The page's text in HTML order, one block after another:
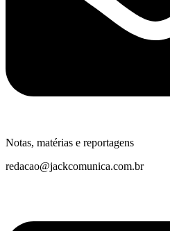
Notas, matérias e reportagens
redacao@jackcomunica.com.br